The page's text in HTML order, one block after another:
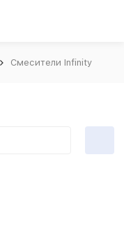
Смесители Infinity